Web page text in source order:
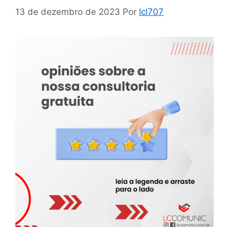
13 de dezembro de 2023 Por lcl707